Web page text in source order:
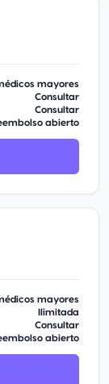
mayores
Consultar
Consultar
abierto
mayores
Ilimitada
Consultar
abierto